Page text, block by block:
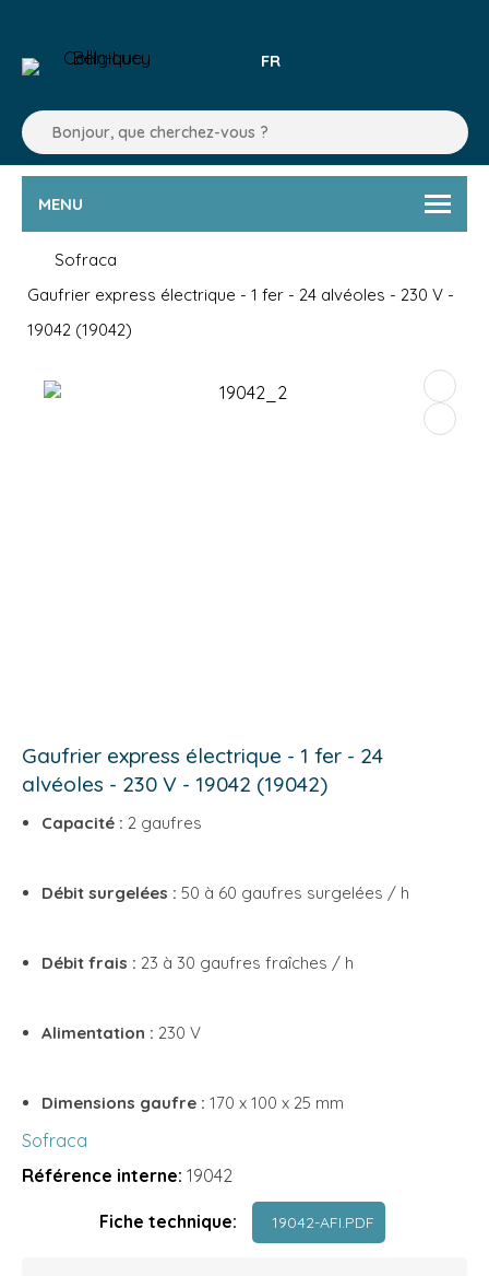
FR
MENU
Sofraca
Gaufrier express électrique - 1 fer - 24 alvéoles - 230 V -
19042 (19042)
Gaufrier express électrique - 1 fer - 24
alvéoles - 230 V - 19042 (19042)
Capacité : 2 gaufres
Débit surgelées : 50 à 60 gaufres surgelées / h
Débit frais : 23 à 30 gaufres fraîches / h
Alimentation : 230 V
Dimensions gaufre : 170 x 100 x 25 mm
Sofraca
Référence interne: 19042
Fiche technique: 19042-AFI.PDF